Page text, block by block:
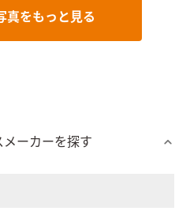
真をもっと見る
ーカーを探す